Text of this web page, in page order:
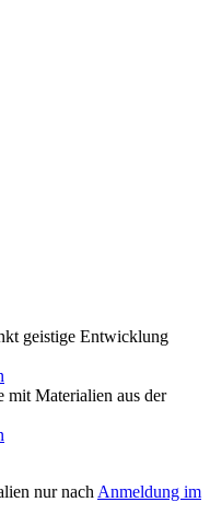
geistige Entwicklung
mit Materialien aus der
nur nach Anmeldung im